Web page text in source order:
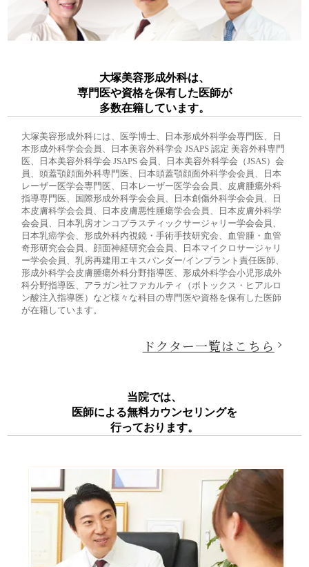
大塚美容形成外科は、
専門医や資格を保有した医師が
多数在籍しています。
大塚美容形成外科には、医学博士、日本形成外科学会専門医、日
本形成外科学会会員、日本美容外科学会 JSAPS 認定 美容外科専門
医、日本美容外科学会 JSAPS 会員、日本美容外科学会（JSAS）会
員、頭蓋顎顔面外科専門医、日本頭蓋顎顔面外科学会会員、日本
レーザー医学会専門医、日本レーザー医学会会員、皮膚腫瘍外科
指導専門医、国際形成外科学会会員、日本創傷外科学会会員、日
本皮膚科学会会員、日本皮膚悪性腫瘍学会会員、日本皮膚外科学
会会員、日本乳房オンコプラスティックサージャリー学会会員、
日本乳癌学会、形成外科内視鏡・手術手技研究会、血管腫・血管
奇形研究会会員、顔面神経研究会会員、日本マイクロサージャリ
ー学会会員、乳房再建用エキスパンダー/インプラント責任医師、
形成外科学会皮膚腫瘍外科分野指導医、形成外科学会小児形成外
科分野指導医、アラガン社ファカルティ（ボトックス・ヒアルロ
ン酸注入指導医）など様々な科目の専門医や資格を保有した医師
が在籍しています。
ドクター一覧はこちら
当院では、
医師による無料カウンセリングを
行っております。